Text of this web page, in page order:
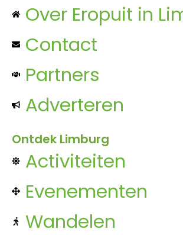
Over Eropuit in
Contact
Partners
Adverteren
Ontdek Limburg
Activiteiten
Evenementen
Wandelen